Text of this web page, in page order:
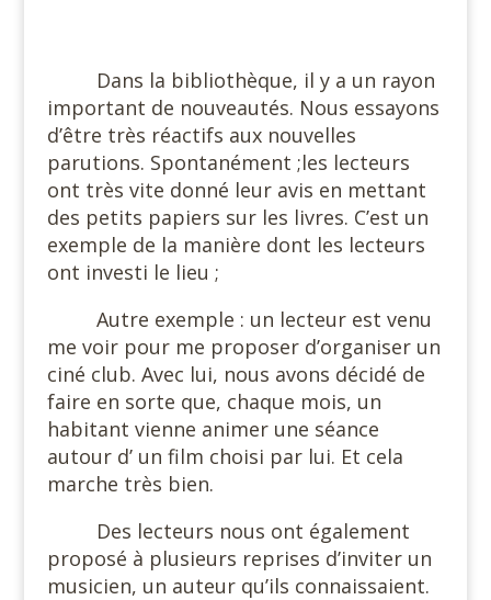
Dans la bibliothèque, il y a un rayon
important de nouveautés. Nous essayons
d’être très réactifs aux nouvelles
parutions. Spontanément ;les lecteurs
ont très vite donné leur avis en mettant
des petits papiers sur les livres. C’est un
exemple de la manière dont les lecteurs
ont investi le lieu ;
Autre exemple : un lecteur est venu
me voir pour me proposer d’organiser un
ciné club. Avec lui, nous avons décidé de
faire en sorte que, chaque mois, un
habitant vienne animer une séance
autour d’ un film choisi par lui. Et cela
marche très bien.
Des lecteurs nous ont également
proposé à plusieurs reprises d’inviter un
musicien, un auteur qu’ils connaissaient.